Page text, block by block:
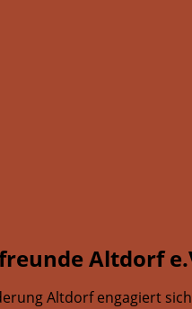
Altdorf
Altdorf engagiert